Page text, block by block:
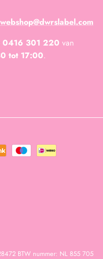
webshop@dwrslabel.com
0416 301 220 van
tot 17:00.
BTW nummer: NL 855 705